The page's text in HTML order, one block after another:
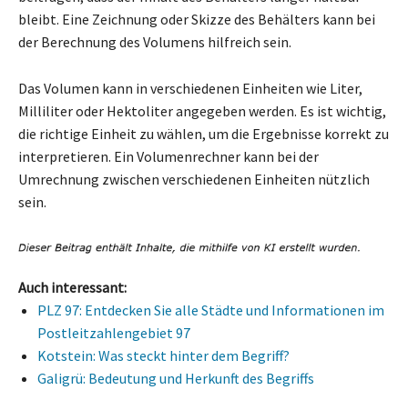
bleibt. Eine Zeichnung oder Skizze des Behälters kann bei
der Berechnung des Volumens hilfreich sein.
Das Volumen kann in verschiedenen Einheiten wie Liter,
Milliliter oder Hektoliter angegeben werden. Es ist wichtig,
die richtige Einheit zu wählen, um die Ergebnisse korrekt zu
interpretieren. Ein Volumenrechner kann bei der
Umrechnung zwischen verschiedenen Einheiten nützlich
sein.
Auch interessant:
PLZ 97: Entdecken Sie alle Städte und Informationen im
Postleitzahlengebiet 97
Kotstein: Was steckt hinter dem Begriff?
Galigrü: Bedeutung und Herkunft des Begriffs